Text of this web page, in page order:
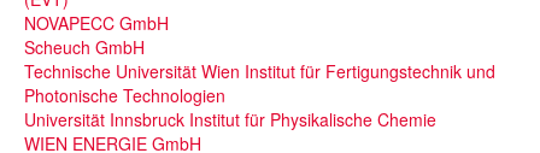
NOVAPECC GmbH
Scheuch GmbH
Technische Universität Wien Institut für Fertigungstechnik und
Photonische Technologien
Universität Innsbruck Institut für Physikalische Chemie
WIEN ENERGIE GmbH